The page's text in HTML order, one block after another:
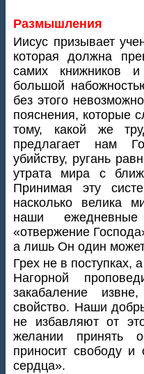
Размышления
Иисус призывает
которая должна
самих книжников
большой
без этого
пояснения, которые
тому, какой же
предлагает нам
убийству, ругань
утрата мира с
Принимая эту
насколько велика
наши ежедневные
«отвержение
а лишь Он один
Грех не в поступках,
Нагорной
закабаление
свойство. Наши
не избавляют от
желании принять
приносит свободу
сердца».